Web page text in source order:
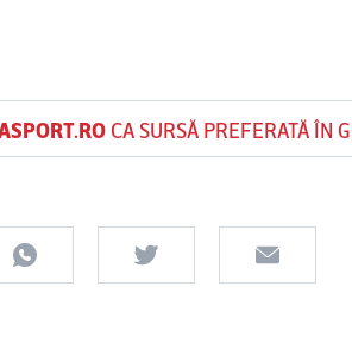
CA SURSĂ PREFERATĂ ÎN